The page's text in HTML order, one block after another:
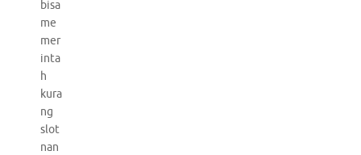
bisa
me
mer
inta
h
kura
ng
slot
nan